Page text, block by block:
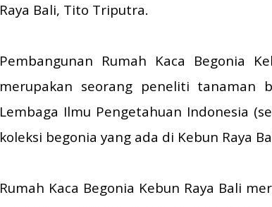
Raya Bali, Tito Triputra.
Pembangunan Rumah Kaca Begonia
merupakan seorang peneliti tanaman
Lembaga Ilmu Pengetahuan Indonesia
koleksi begonia yang ada di Kebun Raya
Rumah Kaca Begonia Kebun Raya Bali